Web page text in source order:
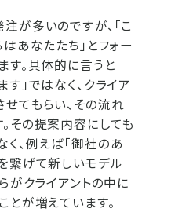
が多いのですが、「こ
あなたたち」とフォー
す。具体的に言うと
」ではなく、クライア
てもらい、その流れ
その提案内容にしても
、例えば「御社のあ
繋げて新しいモデル
がクライアントの中に
とが増えています。